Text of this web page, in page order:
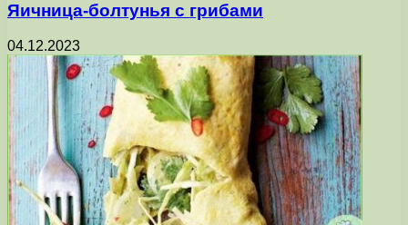
Яичница-болтунья с грибами
04.12.2023